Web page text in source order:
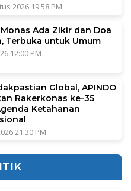
2026 19:58 PM
Ada Zikir dan Doa
Terbuka untuk Umum
12:00 PM
Global, APINDO
Rakerkonas ke-35
Ketahanan
21:30 PM